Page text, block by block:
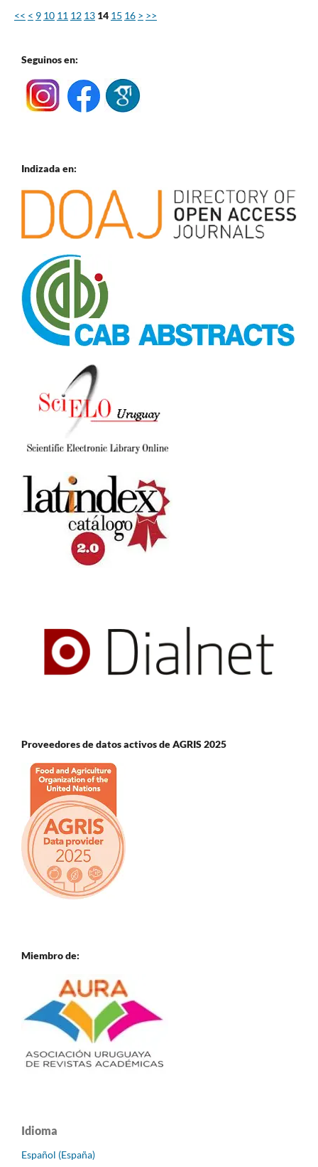
<< < 9 10 11 12 13 14 15 16 > >>
Seguinos en:
Indizada en:
Proveedores de datos activos de AGRIS 2025
Miembro de:
Idioma
Español (España)